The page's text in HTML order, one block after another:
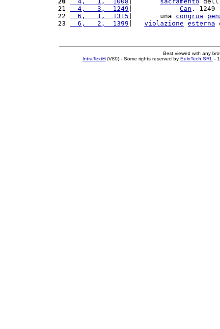
21
  4,   3,  1249
Can .
22
  6,   1,  1315
|       una congrua
23
  6,   2,  1399
violazione esterna
Best viewed with any
IntraText®(V89) - Some rights reserved by EuloTech SRL -